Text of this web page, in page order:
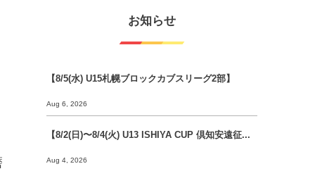
お知らせ
【8/5(水) U15札幌ブロックカブスリーグ2部】
Aug 6, 2026
【8/2(日)〜8/4(火) U13 ISHIYA CUP 倶知安遠征...
Aug 4, 2026